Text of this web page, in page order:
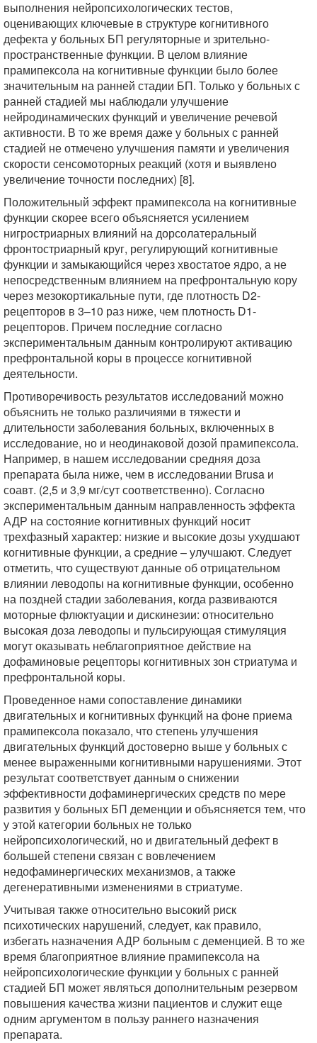
выполнения нейропсихологических тестов,
оценивающих ключевые в структуре когнитивного
дефекта у больных БП регуляторные и зрительно-
пространственные функции. В целом влияние
прамипексола на когнитивные функции было более
значительным на ранней стадии БП. Только у больных с
ранней стадией мы наблюдали улучшение
нейродинамических функций и увеличение речевой
активности. В то же время даже у больных с ранней
стадией не отмечено улучшения памяти и увеличения
скорости сенсомоторных реакций (хотя и выявлено
увеличение точности последних) [8].
Положительный эффект прамипексола на когнитивные
функции скорее всего объясняется усилением
нигростриарных влияний на дорсолатеральный
фронтостриарный круг, регулирующий когнитивные
функции и замыкающийся через хвостатое ядро, а не
непосредственным влиянием на префронтальную кору
через мезокортикальные пути, где плотность D2-
рецепторов в 3–10 раз ниже, чем плотность D1-
рецепторов. Причем последние согласно
экспериментальным данным контролируют активацию
префронтальной коры в процессе когнитивной
деятельности.
Противоречивость результатов исследований можно
объяснить не только различиями в тяжести и
длительности заболевания больных, включенных в
исследование, но и неодинаковой дозой прамипексола.
Например, в нашем исследовании средняя доза
препарата была ниже, чем в исследовании Brusa и
соавт. (2,5 и 3,9 мг/сут соответственно). Согласно
экспериментальным данным направленность эффекта
АДР на состояние когнитивных функций носит
трехфазный характер: низкие и высокие дозы ухудшают
когнитивные функции, а средние – улучшают. Следует
отметить, что существуют данные об отрицательном
влиянии леводопы на когнитивные функции, особенно
на поздней стадии заболевания, когда развиваются
моторные флюктуации и дискинезии: относительно
высокая доза леводопы и пульсирующая стимуляция
могут оказывать неблагоприятное действие на
дофаминовые рецепторы когнитивных зон стриатума и
префронтальной коры.
Проведенное нами сопоставление динамики
двигательных и когнитивных функций на фоне приема
прамипексола показало, что степень улучшения
двигательных функций достоверно выше у больных с
менее выраженными когнитивными нарушениями. Этот
результат соответствует данным о снижении
эффективности дофаминергических средств по мере
развития у больных БП деменции и объясняется тем, что
у этой категории больных не только
нейропсихологический, но и двигательный дефект в
большей степени связан с вовлечением
недофаминергических механизмов, а также
дегенеративными изменениями в стриатуме.
Учитывая также относительно высокий риск
психотических нарушений, следует, как правило,
избегать назначения АДР больным с деменцией. В то же
время благоприятное влияние прамипексола на
нейропсихологические функции у больных с ранней
стадией БП может являться дополнительным резервом
повышения качества жизни пациентов и служит еще
одним аргументом в пользу раннего назначения
препарата.